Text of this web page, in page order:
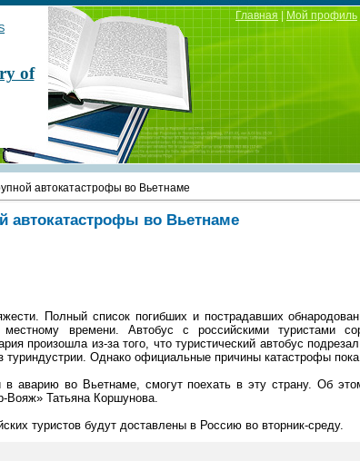
of
Главная|Мой профиль
автокатастрофы во Вьетнаме
автокатастрофы во Вьетнаме
Полный список погибших и пострадавших
времени. Автобус с российскими туристами
произошла из-за того, что туристический автобус
Однако официальные причины катастрофы
в аварию во Вьетнаме, смогут поехать в эту страну. Об
Вояж» Татьяна Коршунова.
туристов будут доставлены в Россию во вторник-среду.